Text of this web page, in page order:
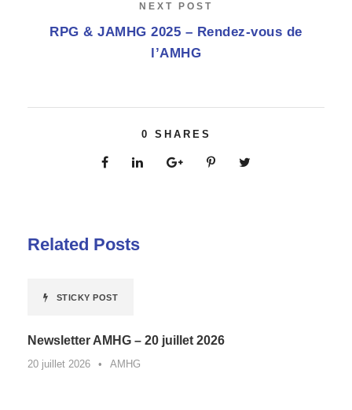
NEXT POST
RPG & JAMHG 2025 – Rendez-vous de
l’AMHG
0 SHARES
Related Posts
STICKY POST
Newsletter AMHG – 20 juillet 2026
20 juillet 2026 • AMHG